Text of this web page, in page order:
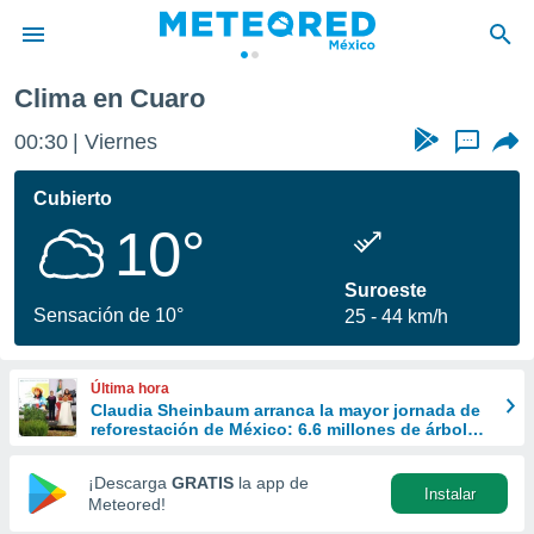
de
ha sido
que se
calidad.
a este
las
y
forma
digital
basada
Clima en Cuaro
00:30 Viernes ...
Cubierto
10°
Sensación de 10°
Suroeste
25
44 km/h
Última hora
Claudia Sheinbaum arranca la mayor jornada de
reforestación de México: 6.6 millones de árboles
¡Descarga GRATIS la app de
Meteored!
Instalar